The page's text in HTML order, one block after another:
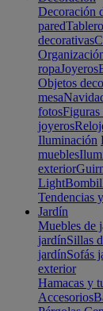
Decoración
pared
decorativas
ropaJoyeros
Objetos
mesa
fotosFiguras
joyeros
Iluminación
muebles
exterior
Light
Tendencias
Jardín
Muebles de
jardínSillas
jardínSofás
exterior
Hamacas y
Accesorios